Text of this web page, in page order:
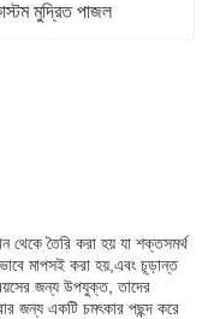
মুদ্রিত পাজল
থেকে তৈরি করা হয় যা শক্তসমর্থ
মাপসই করা হয়,এবং চূড়ান্ত
জন্য উপযুক্ত, তাদের
জন্য একটি চমৎকার পছন্দ করে